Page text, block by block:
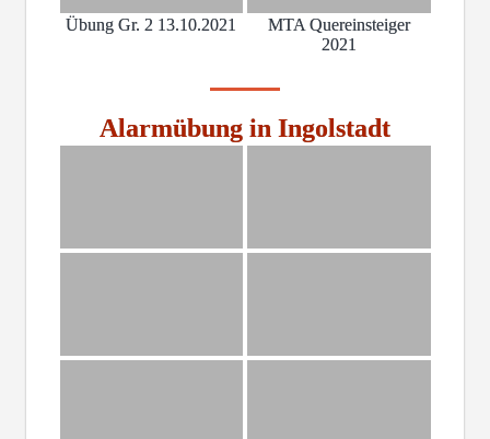
Übung Gr. 2 13.10.2021
MTA Quereinsteiger
2021
Alarmübung in Ingolstadt